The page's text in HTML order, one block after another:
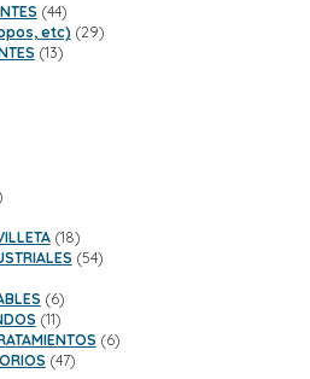
4444
productos
etc) 2929
1313
1818
productos
5454
66
productos
1111
productos
66
4747